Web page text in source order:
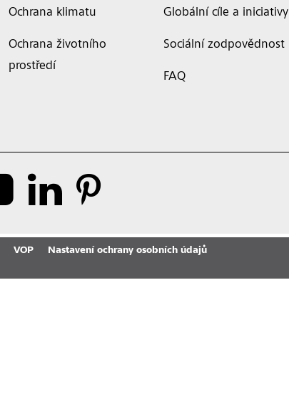
Ochrana klimatu
Ochrana životního
prostředí
Globální cíle a iniciativy
Sociální zodpovědnost
FAQ
VOP
Nastavení ochrany osobních údajů